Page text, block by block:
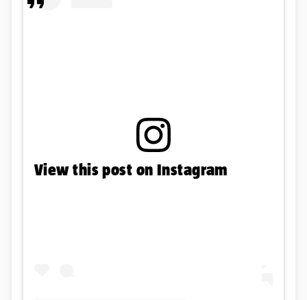
View this post on Instagram